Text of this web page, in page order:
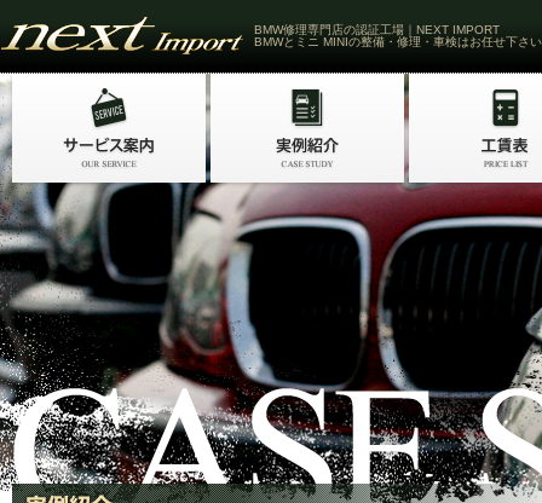
BMW修理専門店の認証工場｜NEXT IMPORT
BMWとミニ MINIの整備・修理・車検はお任せ下さい